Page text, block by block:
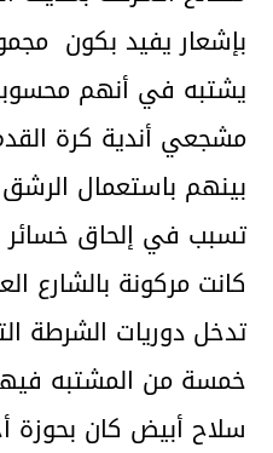
بإشعار يفيد بكون
يشتبه في أنهم
مشجعي أندية كرة
بينهم باستعمال الرشق
تسبب في إلحاق خسائر
كانت مركونة بالشارع
تدخل دوريات الشرطة
خمسة من المشتبه
سلاح أبيض كان بحوزة